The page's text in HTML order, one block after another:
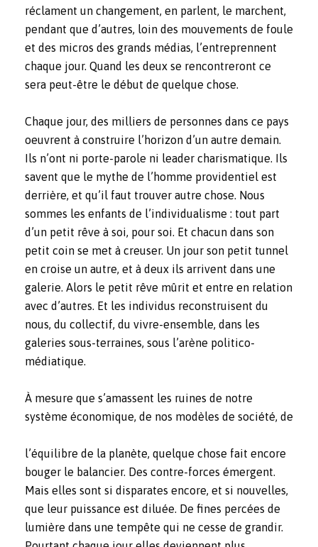
réclament un changement, en parlent, le marchent,
pendant que d’autres, loin des mouvements de foule
et des micros des grands médias, l’entreprennent
chaque jour. Quand les deux se rencontreront ce
sera peut-être le début de quelque chose.
Chaque jour, des milliers de personnes dans ce pays
oeuvrent à construire l’horizon d’un autre demain.
Ils n’ont ni porte-parole ni leader charismatique. Ils
savent que le mythe de l’homme providentiel est
derrière, et qu’il faut trouver autre chose. Nous
sommes les enfants de l’individualisme : tout part
d’un petit rêve à soi, pour soi. Et chacun dans son
petit coin se met à creuser. Un jour son petit tunnel
en croise un autre, et à deux ils arrivent dans une
galerie. Alors le petit rêve mûrit et entre en relation
avec d’autres. Et les individus reconstruisent du
nous, du collectif, du vivre-ensemble, dans les
galeries sous-terraines, sous l’arène politico-
médiatique.
À mesure que s’amassent les ruines de notre
système économique, de nos modèles de société, de
l’équilibre de la planète, quelque chose fait encore
bouger le balancier. Des contre-forces émergent.
Mais elles sont si disparates encore, et si nouvelles,
que leur puissance est diluée. De fines percées de
lumière dans une tempête qui ne cesse de grandir.